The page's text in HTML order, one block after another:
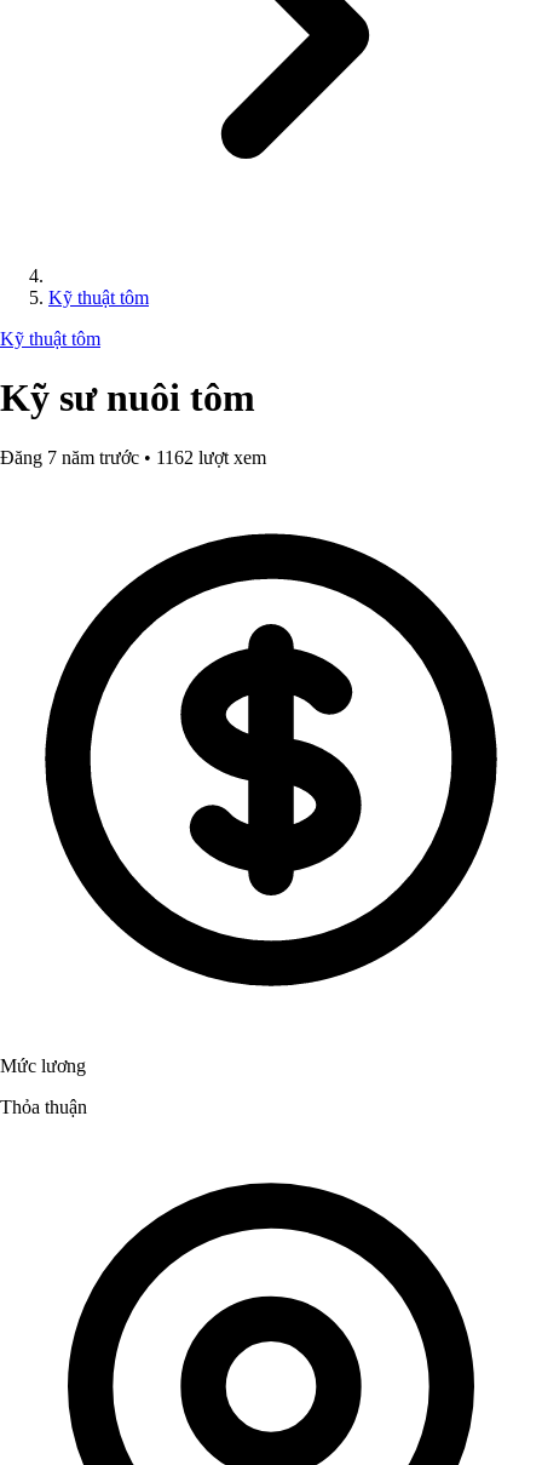
Kỹ thuật tôm
Kỹ thuật tôm
Kỹ sư nuôi tôm
Đăng 7 năm trước • 1162 lượt xem
Mức lương
Thỏa thuận